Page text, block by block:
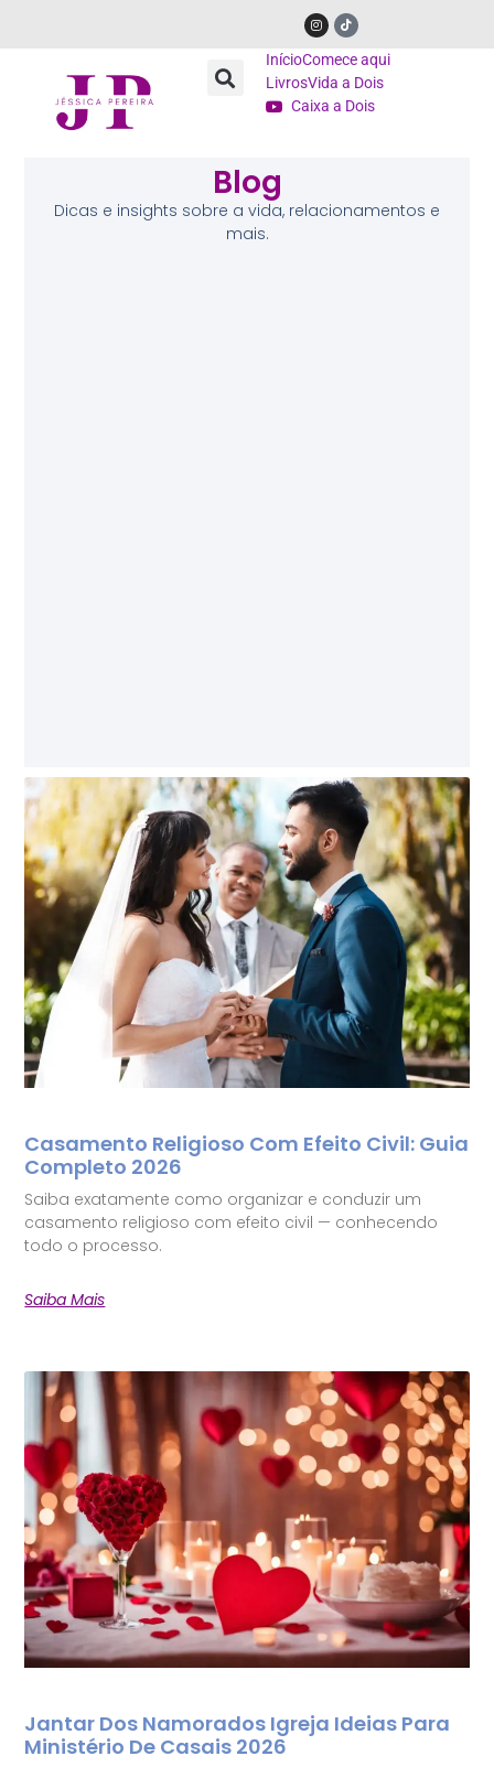
InícioComece aqui
LivrosVida a Dois
Caixa a Dois
Blog
Dicas e insights sobre a vida, relacionamentos e
mais.
Casamento Religioso Com Efeito Civil: Guia
Completo 2026
Saiba exatamente como organizar e conduzir um
casamento religioso com efeito civil — conhecendo
todo o processo.
Saiba Mais
Jantar Dos Namorados Igreja Ideias Para
Ministério De Casais 2026